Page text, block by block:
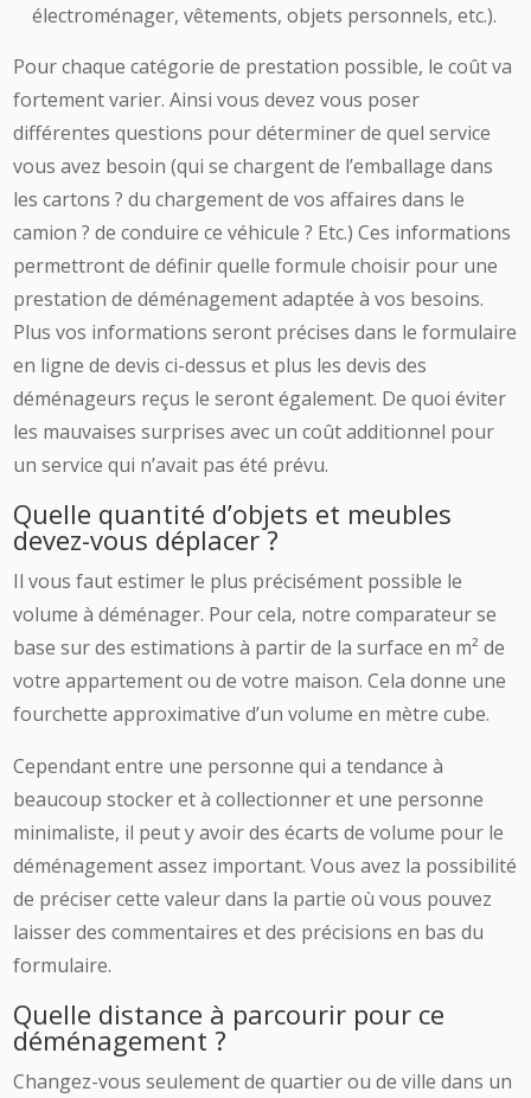
électroménager, vêtements, objets personnels, etc.).
Pour chaque catégorie de prestation possible, le coût va
fortement varier. Ainsi vous devez vous poser
différentes questions pour déterminer de quel service
vous avez besoin (qui se chargent de l’emballage dans
les cartons ? du chargement de vos affaires dans le
camion ? de conduire ce véhicule ? Etc.) Ces informations
permettront de définir quelle formule choisir pour une
prestation de déménagement adaptée à vos besoins.
Plus vos informations seront précises dans le formulaire
en ligne de devis ci-dessus et plus les devis des
déménageurs reçus le seront également. De quoi éviter
les mauvaises surprises avec un coût additionnel pour
un service qui n’avait pas été prévu.
Quelle quantité d’objets et meubles
devez-vous déplacer ?
Il vous faut estimer le plus précisément possible le
volume à déménager. Pour cela, notre comparateur se
base sur des estimations à partir de la surface en m² de
votre appartement ou de votre maison. Cela donne une
fourchette approximative d’un volume en mètre cube.
Cependant entre une personne qui a tendance à
beaucoup stocker et à collectionner et une personne
minimaliste, il peut y avoir des écarts de volume pour le
déménagement assez important. Vous avez la possibilité
de préciser cette valeur dans la partie où vous pouvez
laisser des commentaires et des précisions en bas du
formulaire.
Quelle distance à parcourir pour ce
déménagement ?
Changez-vous seulement de quartier ou de ville dans un